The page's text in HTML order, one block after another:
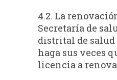
4.2. La
Secretaría de
distrital de salud
haga sus veces
licencia a